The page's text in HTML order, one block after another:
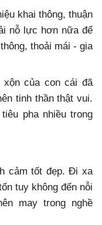
khai thông, thuận
nỗ lực hơn nữa để
thoải mái - gia
xộn của con cái đã
tinh thần thật vui.
pha nhiều trong
cảm tốt đẹp. Đi xa
tuy không đến nỗi
may trong nghề